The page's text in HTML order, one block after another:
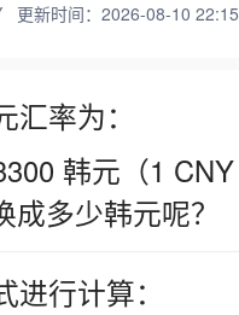
更新时间：2026-08-10
率为：
韩元（1
多少韩元呢？
行计算：